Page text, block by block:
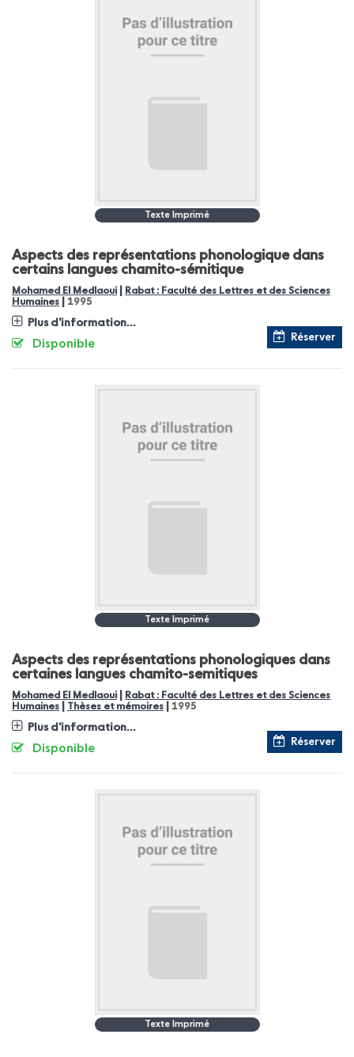
Texte Imprimé
Aspects des représentations phonologique dans
certains langues chamito-sémitique
Mohamed El Medlaoui
Rabat : Faculté des Lettres et des Sciences
Humaines
1995
Plus d'information...
Réserver
Disponible
Texte Imprimé
Aspects des représentations phonologiques dans
certaines langues chamito-semitiques
Mohamed El Medlaoui
Rabat : Faculté des Lettres et des Sciences
Humaines
Thèses et mémoires 1995
Plus d'information...
Réserver
Disponible
Texte Imprimé